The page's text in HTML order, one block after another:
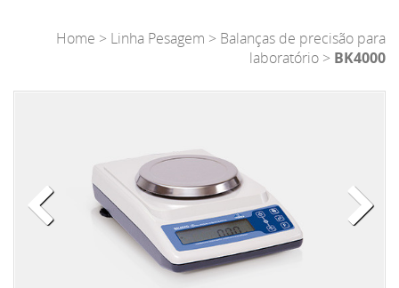
Home > Linha Pesagem > Balanças de precisão para
laboratório > BK4000